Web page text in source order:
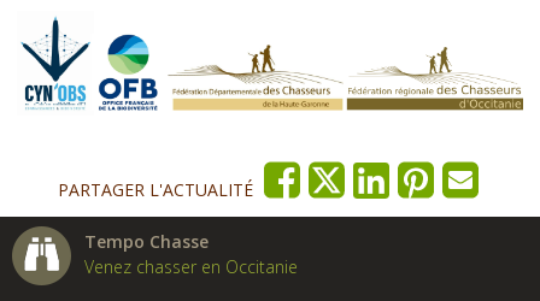
PARTAGER L'ACTUALITÉ
Tempo Chasse
Venez chasser en Occitanie